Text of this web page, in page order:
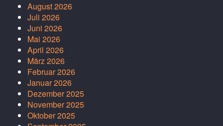
August 2026
Juli 2026
Juni 2026
Mai 2026
April 2026
März 2026
Februar 2026
Januar 2026
Dezember 2025
November 2025
Oktober 2025